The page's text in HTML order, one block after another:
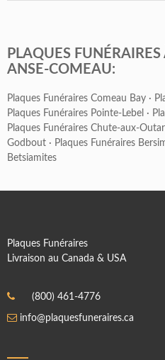
PLAQUES
ANSE-COMEAU:
Plaques Funéraires Comeau Bay ·
Plaques Funéraires Pointe-Lebel ·
Plaques Funéraires Chute-aux-
Godbout · Plaques Funéraires
Betsiamites
Plaques Funéraires
Livraison au Canada & USA
(800) 461-4776
info@plaquesfuneraires.ca